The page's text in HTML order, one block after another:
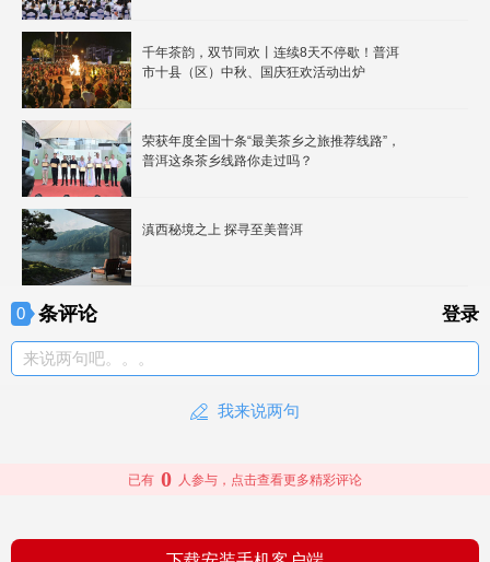
千年茶韵，双节同欢丨连续8天不停歇！普洱
市十县（区）中秋、国庆狂欢活动出炉
荣获年度全国十条“最美茶乡之旅推荐线路”，
普洱这条茶乡线路你走过吗？
滇西秘境之上 探寻至美普洱
0 条评论 登录
来说两句吧。。。
我来说两句
已有 0 人参与，点击查看更多精彩评论